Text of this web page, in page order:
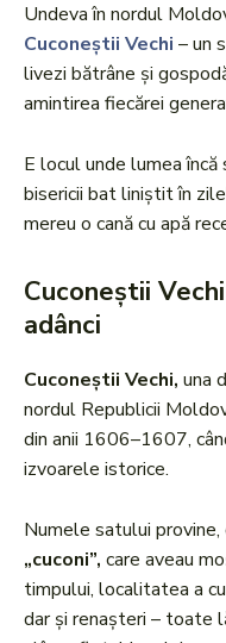
Undeva în nordul
Cuconeștii Vechi – un
livezi bătrâne și
amintirea fiecărei
E locul unde lumea
bisericii bat liniștit în
mereu o cană cu apă
Cuconeștii
adânci
Cuconeștii Vechi, una
nordul Republicii
din anii 1606–1607,
izvoarele istorice.
Numele satului
„cuconi”, care aveau
timpului, localitatea a
dar și renașteri – toate